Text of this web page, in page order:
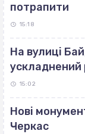
потрапити
15:18
На вулиці
ускладнений
15:02
Нові
Черкас